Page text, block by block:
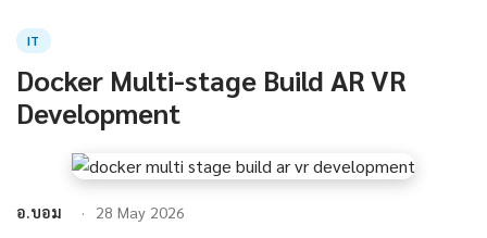
IT
Docker Multi-stage Build AR VR
Development
อ.บอม 28 May 2026